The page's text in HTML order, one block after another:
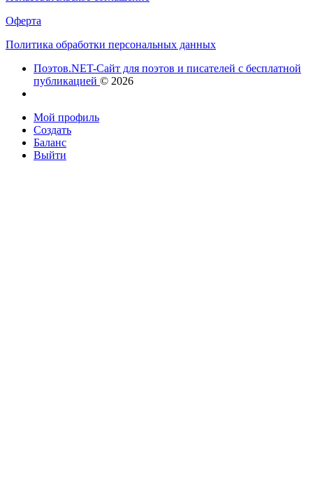
Оферта
Политика обработки персональных данных
Поэтов.NET-Сайт для поэтов и писателей с бесплатной
публикацией © 2026
Мой профиль
Создать
Баланс
Выйти